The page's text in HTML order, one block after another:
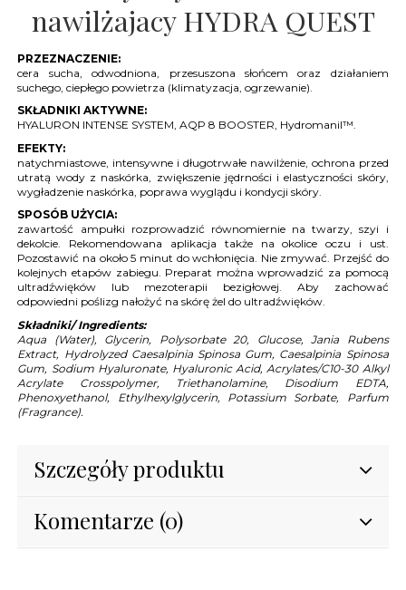
nawilżajacy HYDRA QUEST
PRZEZNACZENIE:
cera sucha, odwodniona, przesuszona słońcem oraz działaniem
suchego, ciepłego powietrza (klimatyzacja, ogrzewanie).
SKŁADNIKI AKTYWNE:
HYALURON INTENSE SYSTEM, AQP 8 BOOSTER, Hydromanil™.
EFEKTY:
natychmiastowe, intensywne i długotrwałe nawilżenie, ochrona przed
utratą wody z naskórka, zwiększenie jędrności i elastyczności skóry,
wygładzenie naskórka, poprawa wyglądu i kondycji skóry.
SPOSÓB UŻYCIA:
zawartość ampułki rozprowadzić równomiernie na twarzy, szyi i
dekolcie. Rekomendowana aplikacja także na okolice oczu i ust.
Pozostawić na około 5 minut do wchłonięcia. Nie zmywać. Przejść do
kolejnych etapów zabiegu. Preparat można wprowadzić za pomocą
ultradźwięków lub mezoterapii bezigłowej. Aby zachować
odpowiedni poślizg nałożyć na skórę żel do ultradźwięków.
Składniki/ Ingredients:
Aqua (Water), Glycerin, Polysorbate 20, Glucose, Jania Rubens
Extract, Hydrolyzed Caesalpinia Spinosa Gum, Caesalpinia Spinosa
Gum, Sodium Hyaluronate, Hyaluronic Acid, Acrylates/C10-30 Alkyl
Acrylate Crosspolymer, Triethanolamine, Disodium EDTA,
Phenoxyethanol, Ethylhexylglycerin, Potassium Sorbate, Parfum
(Fragrance).
Szczegóły produktu
Komentarze (0)